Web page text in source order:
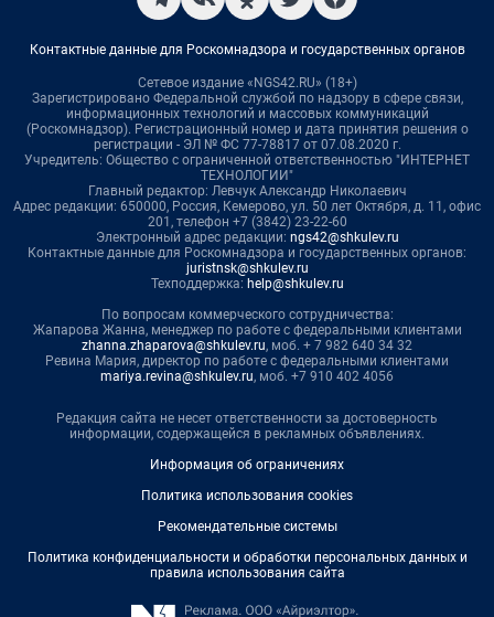
Контактные данные для Роскомнадзора и государственных органов
Сетевое издание «NGS42.RU» (18+)
Зарегистрировано Федеральной службой по надзору в сфере связи,
информационных технологий и массовых коммуникаций
(Роскомнадзор). Регистрационный номер и дата принятия решения о
регистрации - ЭЛ № ФС 77-78817 от 07.08.2020 г.
Учредитель: Общество с ограниченной ответственностью "ИНТЕРНЕТ
ТЕХНОЛОГИИ"
Главный редактор: Левчук Александр Николаевич
Адрес редакции: 650000, Россия, Кемерово, ул. 50 лет Октября, д. 11, офис
201, телефон +7 (3842) 23-22-60
Электронный адрес редакции: ngs42@shkulev.ru
Контактные данные для Роскомнадзора и государственных органов:
juristnsk@shkulev.ru
Техподдержка: help@shkulev.ru
По вопросам коммерческого сотрудничества:
Жапарова Жанна, менеджер по работе с федеральными клиентами
zhanna.zhaparova@shkulev.ru, моб. + 7 982 640 34 32
Ревина Мария, директор по работе с федеральными клиентами
mariya.revina@shkulev.ru, моб. +7 910 402 4056
Редакция сайта не несет ответственности за достоверность
информации, содержащейся в рекламных объявлениях.
Информация об ограничениях
Политика использования cookies
Рекомендательные системы
Политика конфиденциальности и обработки персональных данных и
правила использования сайта